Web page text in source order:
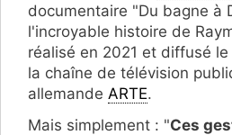
documentaire "Du bagne à
l'incroyable histoire de
réalisé en 2021 et diffusé
la chaîne de télévision
allemande ARTE.
Mais simplement : "Ces